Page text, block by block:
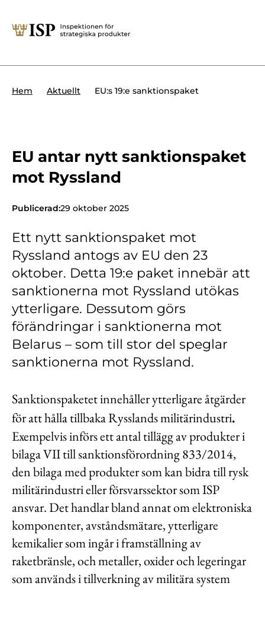
Söktips:
Krigsmateriel
Utländska direktinvesteringar
Internationella sanktioner
Om ISP
Kontakt
Lediga jobb
Kundwebben
In English
Hem Aktuellt EU:s 19:e sanktionspaket
EU antar nytt sanktionspaket
mot Ryssland
Publicerad:29 oktober 2025
Ett nytt sanktionspaket mot
Ryssland antogs av EU den 23
oktober. Detta 19:e paket innebär att
sanktionerna mot Ryssland utökas
ytterligare. Dessutom görs
förändringar i sanktionerna mot
Belarus – som till stor del speglar
sanktionerna mot Ryssland.
Sanktionspaketet innehåller ytterligare åtgärder
för att hålla tillbaka Rysslands militärindustri.
Exempelvis införs ett antal tillägg av produkter i
bilaga VII till sanktionsförordning 833/2014,
den bilaga med produkter som kan bidra till rysk
militärindustri eller försvarssektor som ISP
ansvar. Det handlar bland annat om elektroniska
komponenter, avståndsmätare, ytterligare
kemikalier som ingår i framställning av
raketbränsle, och metaller, oxider och legeringar
som används i tillverkning av militära system